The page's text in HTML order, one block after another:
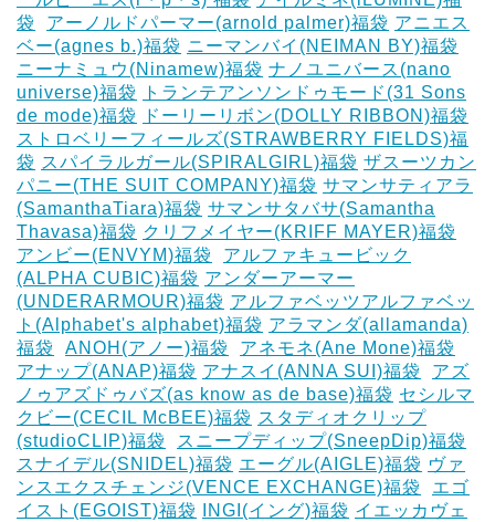
袋
アーノルドパーマー(arnold palmer)福袋 アニエス
ベー(agnes b.)福袋 ニーマンバイ(NEIMAN BY)福袋
ニーナミュウ(Ninamew)福袋 ナノユニバース(nano
universe)福袋
トランテアンソンドゥモード(31 Sons
de mode)福袋
ドーリーリボン(DOLLY RIBBON)福袋
ストロベリーフィールズ(STRAWBERRY FIELDS)福
袋 スパイラルガール(SPIRALGIRL)福袋 ザスーツカン
パニー(THE SUIT COMPANY)福袋 サマンサティアラ
(SamanthaTiara)福袋 サマンサタバサ(Samantha
Thavasa)福袋 クリフメイヤー(KRIFF MAYER)福袋
アンビー(ENVYM)福袋
アルファキュービック
(ALPHA CUBIC)福袋 アンダーアーマー
(UNDERARMOUR)福袋 アルファベッツアルファベッ
ト(Alphabet's alphabet)福袋 アラマンダ(allamanda)
福袋
ANOH(アノー)福袋
アネモネ(Ane Mone)福袋
アナップ(ANAP)福袋 アナスイ(ANNA SUI)福袋
アズ
ノゥアズドゥバズ(as know as de base)福袋 セシルマ
クビー(CECIL McBEE)福袋 スタディオクリップ
(studioCLIP)福袋
スニープディップ(SneepDip)福袋
スナイデル(SNIDEL)福袋 エーグル(AIGLE)福袋 ‎ヴァ
ンスエクスチェンジ(VENCE EXCHANGE)福袋
エゴ
イスト(EGOIST)福袋
‎INGI(イング)福袋 イエッカヴェ